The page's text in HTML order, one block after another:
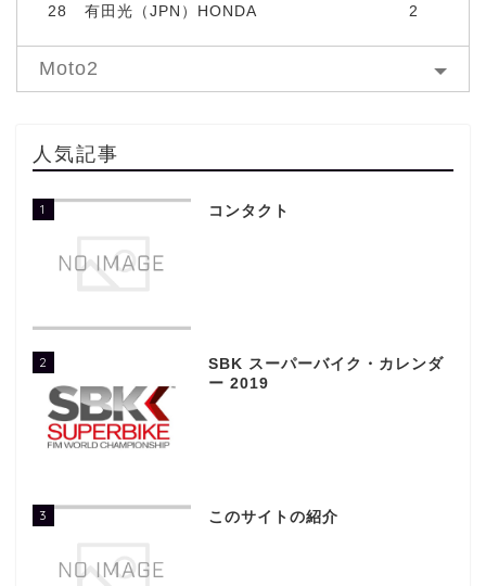
28 有田光（JPN）HONDA 2
Moto2
人気記事
1 コンタクト
2
SBK スーパーバイク・カレンダ
ー 2019
3 このサイトの紹介